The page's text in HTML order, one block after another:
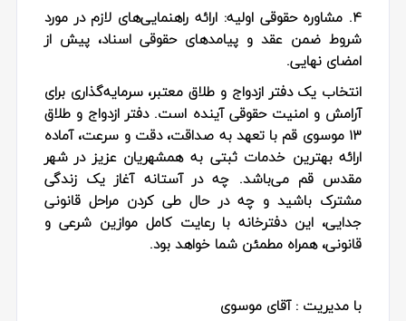
۴. مشاوره حقوقی اولیه:
ارائه راهنمایی‌های لازم در مورد
شروط ضمن عقد و پیامدهای حقوقی اسناد، پیش از
امضای نهایی.
انتخاب یک دفتر ازدواج و طلاق معتبر، سرمایه‌گذاری برای
آرامش و امنیت حقوقی آینده است. دفتر ازدواج و طلاق
۱۳ موسوی قم با تعهد به صداقت، دقت و سرعت، آماده
ارائه بهترین خدمات ثبتی به همشهریان عزیز در شهر
مقدس قم می‌باشد. چه در آستانه آغاز یک زندگی
مشترک باشید و چه در حال طی کردن مراحل قانونی
جدایی، این دفترخانه با رعایت کامل موازین شرعی و
قانونی، همراه مطمئن شما خواهد بود.
با مدیریت : آقای موسوی